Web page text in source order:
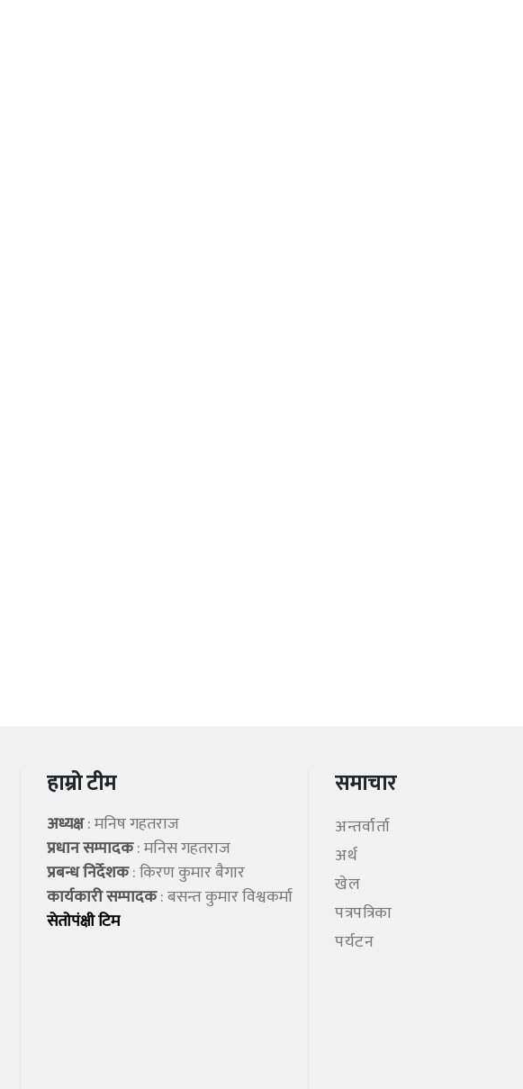
हाम्रो टीम
अध्यक्ष: मनिष गहतराज
प्रधान सम्पादक: मनिस गहतराज
प्रबन्ध निर्देशक: किरण कुमार बैगार
कार्यकारी सम्पादक: बसन्त कुमार विश्वकर्मा
सेताेपंक्षी टिम
समाचार
अन्तर्वार्ता
अर्थ
खेल
पत्रपत्रिका
पर्यटन